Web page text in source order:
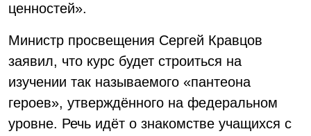
ценностей».
Министр просвещения Сергей Кравцов
заявил, что курс будет строиться на
изучении так называемого «пантеона
героев», утверждённого на федеральном
уровне. Речь идёт о знакомстве учащихся с